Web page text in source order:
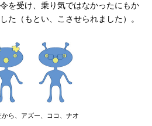
を受け、乗り気ではなかったにもか
た（もとい、こさせられました）。
ら、アズー、ココ、ナオ